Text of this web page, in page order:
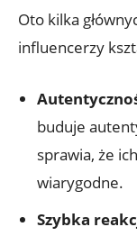
Oto kilka
influencerzy
buduje
sprawia, że
wiarygodne.
Szybka